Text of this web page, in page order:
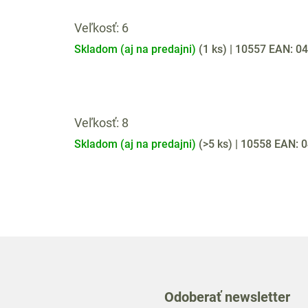
Veľkosť: 6
Skladom (aj na predajni) (1 ks) | 10557 EAN:
Veľkosť: 8
Skladom (aj na predajni) (>5 ks) | 10558 EAN:
Odoberať newsletter